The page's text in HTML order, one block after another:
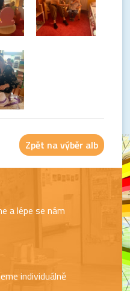
Zpět na výběr alb
a lépe se nám
individuálně